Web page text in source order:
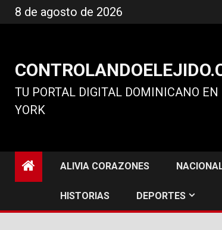
al
8 de agosto de 2026
TU PORTAL DIGITAL DOMINICANO EN
YORK
ALIVIA CORAZONES
HISTORIAS DEPORTES